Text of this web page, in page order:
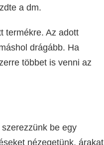
a dm.
termékre. Az adott
drágább. Ha
többet is venni az
be egy
nézegetünk, árakat